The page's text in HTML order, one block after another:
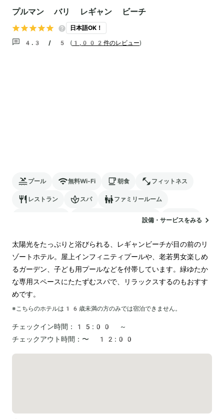
プルマン バリ レギャン ビーチ
日本語OK！
4.3 / 5 ( 1,002件のレビュー)
プール 無料Wi-Fi 朝食 フィットネス
レストラン スパ ファミリールーム
24時間対応のフロント 駐車場
設備・サービスをみる
太陽光をたっぷりと浴びられる、レギャンビーチが目の前のリ
ゾートホテル。屋上インフィニティプールや、老若男女楽しめ
るガーデン、子ども用プールなどを付帯しています。緑ゆたか
な専用スペースにたたずむスパで、リラックスするのもおすす
めです。
※こちらのホテルは 16 歳未満の方のみでは宿泊できません。
チェックイン時間：
15:00 ～
チェックアウト時間： 〜 12:00